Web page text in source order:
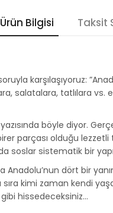
Ürün Bilgisi Taksit
karşılaşıyoruz:
salatalara, tatlılara vs.
yazısında böyle diyor.
parçası olduğu lezzetli
soslar sistematik bir
Anadolu’nun dört bir
sıra kimi zaman kendi
hissedeceksiniz…